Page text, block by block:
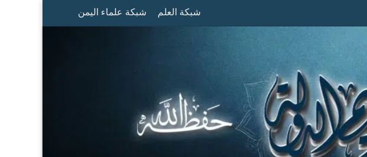
شبكة العلم شبكة علماء اليمن